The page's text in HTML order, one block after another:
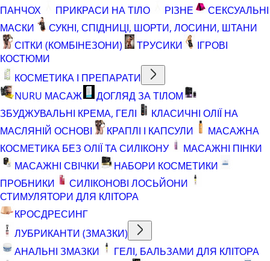
ПАНЧОХ
ПРИКРАСИ НА ТІЛО РІЗНЕ
СЕКСУАЛЬНІ
МАСКИ
СУКНІ, СПІДНИЦІ, ШОРТИ, ЛОСИНИ, ШТАНИ
СІТКИ (КОМБІНЕЗОНИ)
ТРУСИКИ
ІГРОВІ
КОСТЮМИ
КОСМЕТИКА І ПРЕПАРАТИ
NURU МАСАЖ
ДОГЛЯД ЗА ТІЛОМ
ЗБУДЖУВАЛЬНІ КРЕМА, ГЕЛІ
КЛАСИЧНІ ОЛІЇ НА
МАСЛЯНІЙ ОСНОВІ
КРАПЛІ І КАПСУЛИ
МАСАЖНА
КОСМЕТИКА БЕЗ ОЛІЇ ТА СИЛІКОНУ
МАСАЖНІ ПІНКИ
МАСАЖНІ СВІЧКИ
НАБОРИ КОСМЕТИКИ
ПРОБНИКИ
СИЛІКОНОВІ ЛОСЬЙОНИ
СТИМУЛЯТОРИ ДЛЯ КЛІТОРА
КРОСДРЕСИНГ
ЛУБРИКАНТИ (ЗМАЗКИ)
АНАЛЬНІ ЗМАЗКИ
ГЕЛІ, БАЛЬЗАМИ ДЛЯ КЛІТОРА